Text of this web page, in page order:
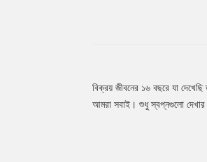
Tab
বিক্রয় জীবনের ১৬ বছরে যা
আমরা সবাই। শুধু স্বপ্নগুলো দেখার